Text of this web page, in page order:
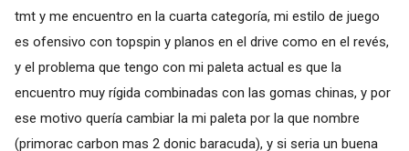
tmt y me encuentro en la cuarta categoría, mi estilo de juego
es ofensivo con topspin y planos en el drive como en el revés,
y el problema que tengo con mi paleta actual es que la
encuentro muy rígida combinadas con las gomas chinas, y por
ese motivo quería cambiar la mi paleta por la que nombre
(primorac carbon mas 2 donic baracuda), y si seria un buena